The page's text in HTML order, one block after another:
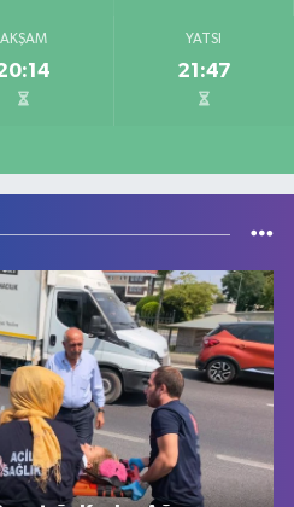
AKŞAM YATSI
21:47